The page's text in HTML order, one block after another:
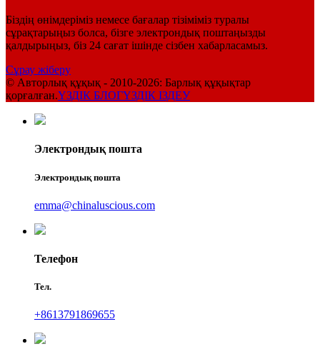
Біздің өнімдеріміз немесе бағалар тізіміміз туралы
сұрақтарыңыз болса, бізге электрондық поштаңызды
қалдырыңыз, біз 24 сағат ішінде сізбен хабарласамыз.
Сұрау жіберу
© Авторлық құқық - 2010-2026: Барлық құқықтар
қорғалған.ҮЗДІК БЛОГҮЗДІК ІЗДЕУ
Электрондық пошта
Электрондық пошта
emma@chinaluscious.com
Телефон
Тел.
+8613791869655